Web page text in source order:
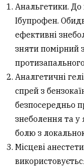
Анальгетики.
Ібупрофен.
ефективні
зняти помірний
Аналгетичні
спрей з
безпосередньо
знеболення та у
болю з
Місцеві